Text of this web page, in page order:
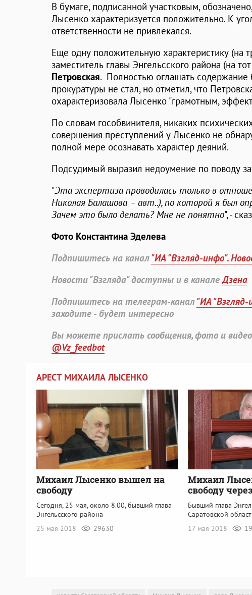
В бумаге, подписанной участковым,
Лысенко характеризуется положительно. К
ответственности не привлекался.
Еще одну положительную характеристику (на
заместитель главы Энгельсского района (на
Петровская. Полностью оглашать содержание
прокуратуры не стал, но отметил, что
охарактеризовала Лысенко "грамотным,
По словам гособвинителя, никаких
совершения преступлений у Лысенко не
полной мере осознавать характер деяний.
Подсудимый выразил недоумение по поводу
"Эта экспертиза проводилась только в
Николая Балашова – авт..), по которой я был
Зачем это было делать? Мне не понятно", -
Фото Константина Эделева
Подпишитесь на канал"ИА "Взгляд-инфо".
Новости "Взгляда" доступны и в каналеДзена
Подпишитесь на телеграм-канал"ИА
заходите - будет интересно
Вы можете прислать сообщения, фото и
@Vz_feedbot
АРЕСТ МИХАИЛА ЛЫСЕНКО
Михаил Лысенко вышел на
свободу
Сегодня, 25 мая, около 8.00, бывший глава
Энгельсского района
25 мая 2018
29630
Михаил
свободу
Бывший глава
Саратовской
17 мая 2018